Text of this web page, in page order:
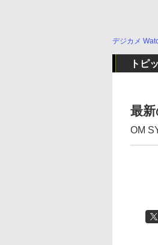
デジカメ
トピ
最
OM